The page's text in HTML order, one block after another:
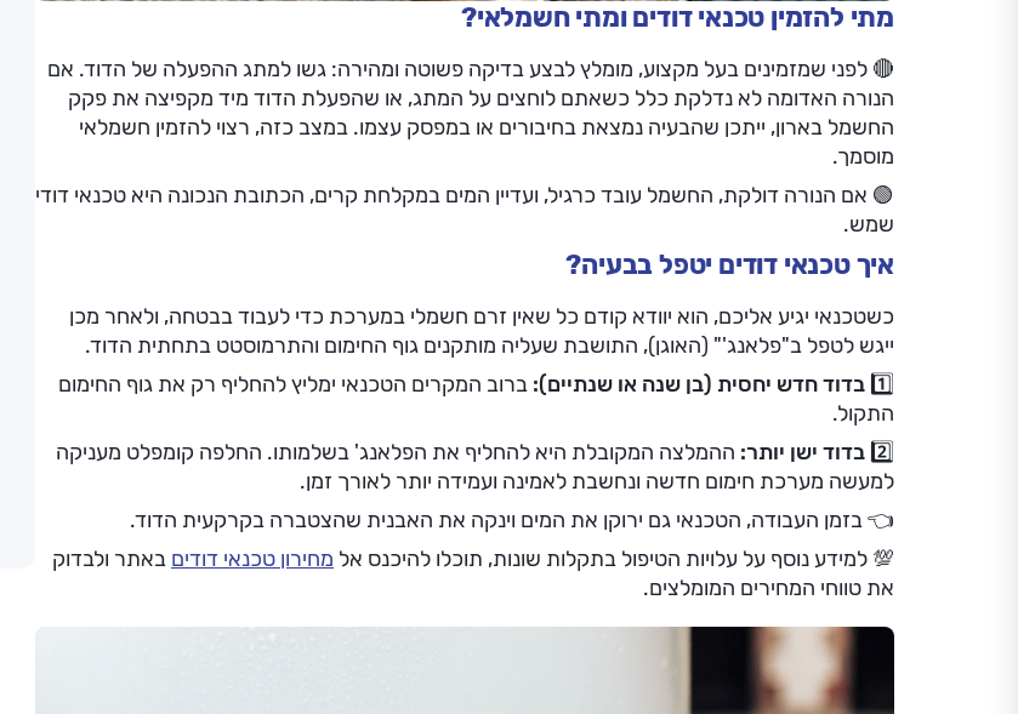
מתי להזמין טכנאי דודים ומתי חשמלאי?
🔴 לפני שמזמינים בעל מקצוע, מומלץ לבצע בדיקה פשוטה ומהירה: גשו למתג ההפעלה של הדוד. אם
הנורה האדומה לא נדלקת כלל כשאתם לוחצים על המתג, או שהפעלת הדוד מיד מקפיצה את פקק
החשמל בארון, ייתכן שהבעיה נמצאת בחיבורים או במפסק עצמו. במצב כזה, רצוי להזמין חשמלאי
מוסמך.
🟢 אם הנורה דולקת, החשמל עובד כרגיל, ועדיין המים במקלחת קרים, הכתובת הנכונה היא טכנאי דודי
שמש.
איך טכנאי דודים יטפל בבעיה?
כשטכנאי יגיע אליכם, הוא יוודא קודם כל שאין זרם חשמלי במערכת כדי לעבוד בבטחה, ולאחר מכן
ייגש לטפל ב"פלאנג'" (האוגן), התושבת שעליה מותקנים גוף החימום והתרמוסטט בתחתית הדוד.
1️⃣ בדוד חדש יחסית (בן שנה או שנתיים):
ברוב המקרים הטכנאי ימליץ להחליף רק את גוף החימום
התקול.
2️⃣ בדוד ישן יותר:
ההמלצה המקובלת היא להחליף את הפלאנג' בשלמותו. החלפה קומפלט מעניקה
למעשה מערכת חימום חדשה ונחשבת לאמינה ועמידה יותר לאורך זמן.
👈 בזמן העבודה, הטכנאי גם ירוקן את המים וינקה את האבנית שהצטברה בקרקעית הדוד.
💯 למידע נוסף על עלויות הטיפול בתקלות שונות, תוכלו להיכנס אל מחירון טכנאי דודים באתר ולבדוק
את טווחי המחירים המומלצים.